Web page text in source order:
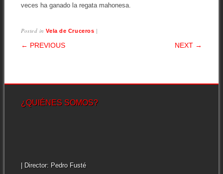
veces ha ganado la regata mahonesa.
Posted inVela de Cruceros |
POST NAVIGATION
← PREVIOUS NEXT →
¿QUIÉNES SOMOS?
| Director: Pedro Fusté